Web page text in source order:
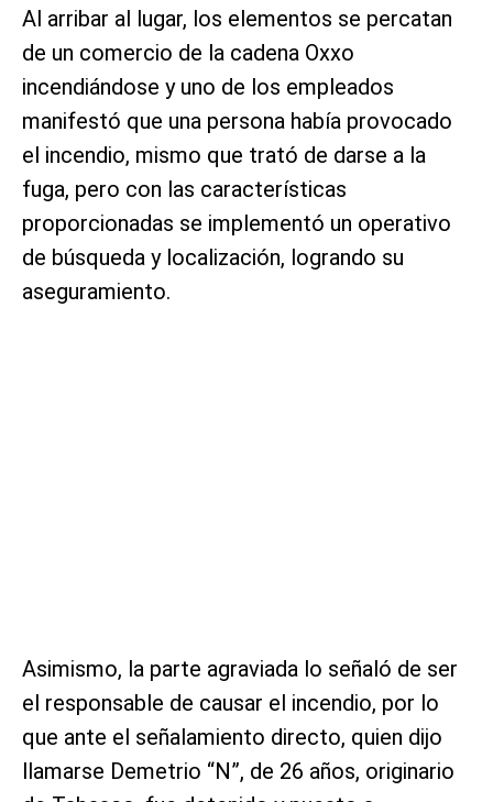
Al arribar al lugar, los elementos se percatan
de un comercio de la cadena Oxxo
incendiándose y uno de los empleados
manifestó que una persona había provocado
el incendio, mismo que trató de darse a la
fuga, pero con las características
proporcionadas se implementó un operativo
de búsqueda y localización, logrando su
aseguramiento.
Asimismo, la parte agraviada lo señaló de ser
el responsable de causar el incendio, por lo
que ante el señalamiento directo, quien dijo
llamarse Demetrio “N”, de 26 años, originario